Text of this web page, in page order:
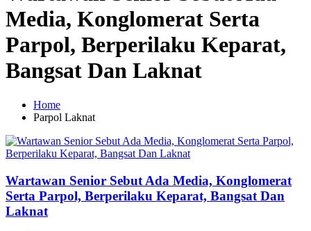
Media, Konglomerat Serta
Parpol, Berperilaku Keparat,
Bangsat Dan Laknat
Home
Parpol Laknat
Wartawan Senior Sebut Ada Media, Konglomerat
Serta Parpol, Berperilaku Keparat, Bangsat Dan
Laknat